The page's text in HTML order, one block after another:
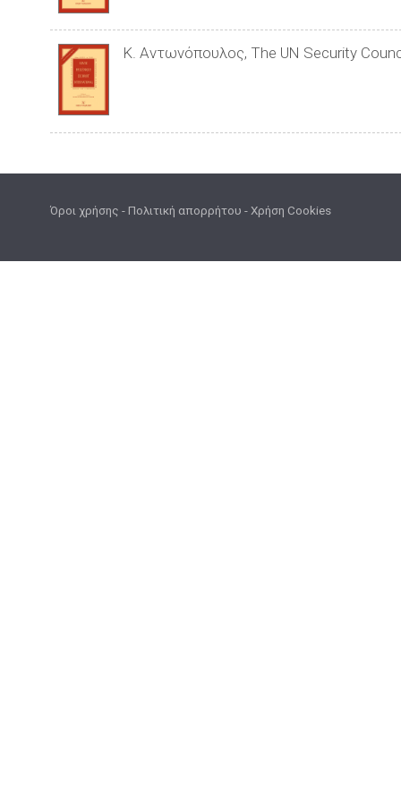
Κ. Αντωνόπουλος, The UN Security
Όροι χρήσης -Πολιτική απορρήτου -Χρήση Cookies